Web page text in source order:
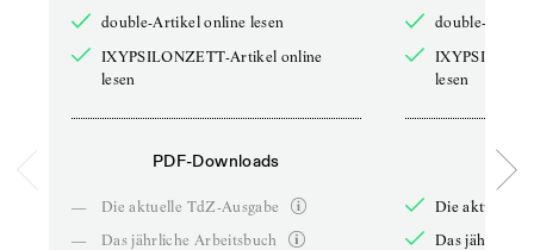
double-Artikel online lesen
IXYPSILONZETT-Artikel online
lesen
PDF-Downloads
—
Die aktuelle TdZ-Ausgabe
—
Das jährliche Arbeitsbuch
double-
lesen
Die aktuelle
Das jährliche